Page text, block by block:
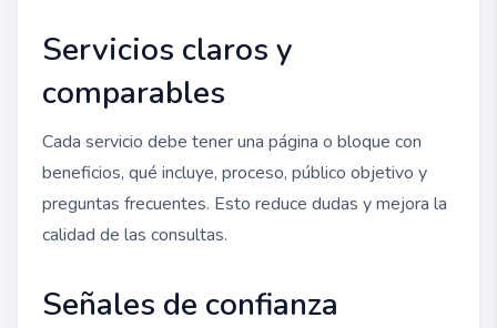
Servicios claros y
comparables
Cada servicio debe tener una página o bloque con
beneficios, qué incluye, proceso, público objetivo y
preguntas frecuentes. Esto reduce dudas y mejora la
calidad de las consultas.
Señales de confianza